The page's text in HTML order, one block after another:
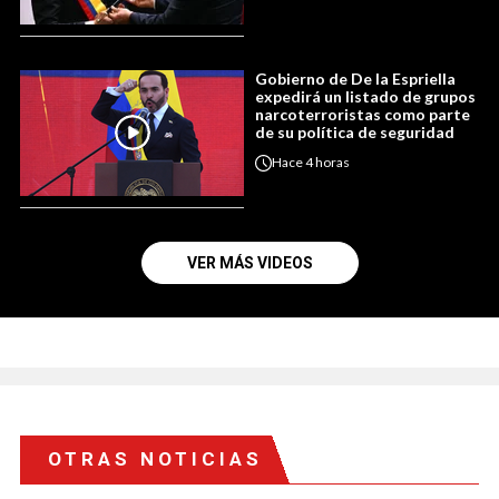
Gobierno de De la Espriella
expedirá un listado de grupos
narcoterroristas como parte
de su política de seguridad
Hace4 horas
VER MÁS VIDEOS
OTRAS NOTICIAS